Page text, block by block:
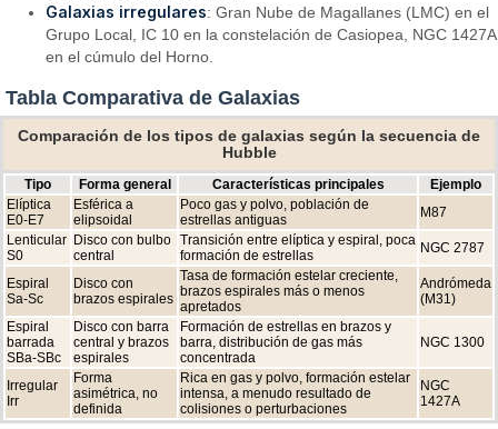
Galaxias irregulares: Gran Nube de Magallanes (LMC) en el
Grupo Local, IC 10 en la constelación de Casiopea, NGC 1427A
en el cúmulo del Horno.
Tabla Comparativa de Galaxias
Comparación de los tipos de galaxias según la secuencia de
Hubble
Tipo Forma general Características principales
Ejemplo
Elíptica
E0-E7
Esférica a
elipsoidal
Poco gas y polvo, población de
estrellas antiguas
M87
Lenticular
S0
Disco con bulbo
central
Transición entre elíptica y espiral, poca
formación de estrellas
NGC 2787
Espiral
Sa-Sc
Disco con
brazos espirales
Tasa de formación estelar creciente,
brazos espirales más o menos
apretados
Andrómeda
(M31)
Espiral
barrada
SBa-SBc
Disco con barra
central y brazos
espirales
Formación de estrellas en brazos y
barra, distribución de gas más
concentrada
NGC 1300
Irregular
Irr
Forma
asimétrica, no
definida
Rica en gas y polvo, formación estelar
intensa, a menudo resultado de
colisiones o perturbaciones
NGC
1427A